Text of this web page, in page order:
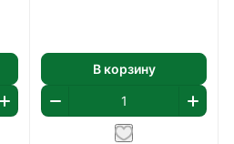
В корзину